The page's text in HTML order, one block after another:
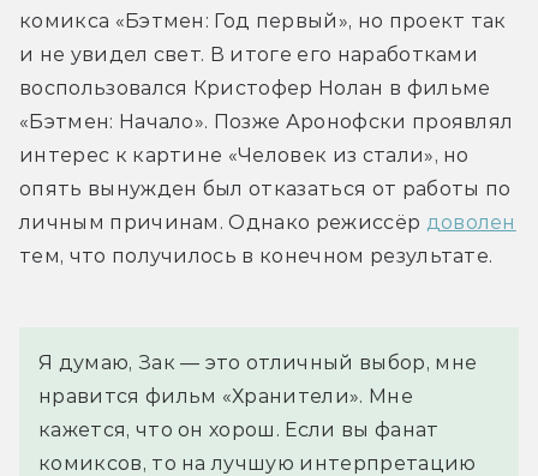
комикса «Бэтмен: Год первый», но проект так
и не увидел свет. В итоге его наработками
воспользовался Кристофер Нолан в фильме
«Бэтмен: Начало». Позже Аронофски проявлял
интерес к картине «Человек из стали», но
опять вынужден был отказаться от работы по
личным причинам. Однако режиссёр доволен
тем, что получилось в конечном результате.
Я думаю, Зак — это отличный выбор, мне
нравится фильм «Хранители». Мне
кажется, что он хорош. Если вы фанат
комиксов, то на лучшую интерпретацию